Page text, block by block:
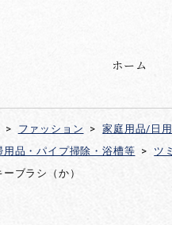
ホーム
> ファッション > 家庭用品/日
用品・パイプ掃除・浴槽等 > ツ
ブラシ（か）